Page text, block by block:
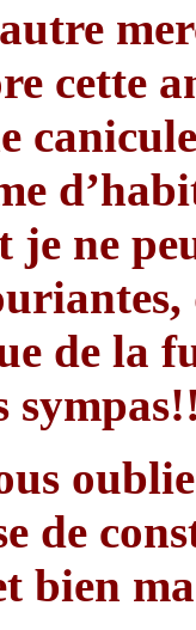
cette
je ne
de la
de
bien